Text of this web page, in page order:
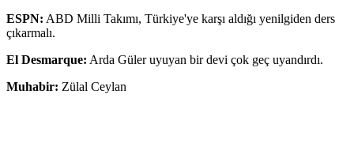
ESPN: ABD Milli Takımı, Türkiye'ye karşı aldığı yenilgiden ders
çıkarmalı.
El Desmarque: Arda Güler uyuyan bir devi çok geç uyandırdı.
Muhabir: Zülal Ceylan